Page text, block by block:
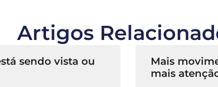
Artigos
sendo vista ou
Mais
mais